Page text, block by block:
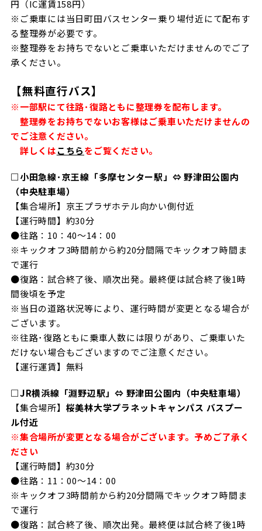
円（IC運賃158円）
※ご乗車には当日町田バスセンター乗り場付近にて配布す
る整理券が必要です。
※整理券をお持ちでないとご乗車いただけませんのでご了
承ください。
【無料直行バス】
※一部駅にて往路･復路ともに整理券を配布します。
整理券をお持ちでないお客様はご乗車いただけませんの
でご注意ください。
詳しくはこちらをご覧ください。
□小田急線･京王線「多摩センター駅」⇔ 野津田公園内
（中央駐車場）
【集合場所】京王プラザホテル向かい側付近
【運行時間】約30分
●往路：10：40～14：00
※キックオフ3時間前から約20分間隔でキックオフ時間ま
で運行
●復路：試合終了後、順次出発。最終便は試合終了後1時
間後頃を予定
※当日の道路状況等により、運行時間が変更となる場合が
ございます。
※往路･復路ともに乗車人数には限りがあり、ご乗車いた
だけない場合もございますのでご注意ください。
【運行運賃】無料
□JR横浜線「淵野辺駅」⇔ 野津田公園内（中央駐車場）
【集合場所】 桜美林大学プラネットキャンパス バスプー
ル付近
※集合場所が変更となる場合がございます。予めご了承く
ださい
【運行時間】約30分
●往路：11：00～14：00
※キックオフ3時間前から約20分間隔でキックオフ時間ま
で運行
●復路：試合終了後、順次出発。最終便は試合終了後1時